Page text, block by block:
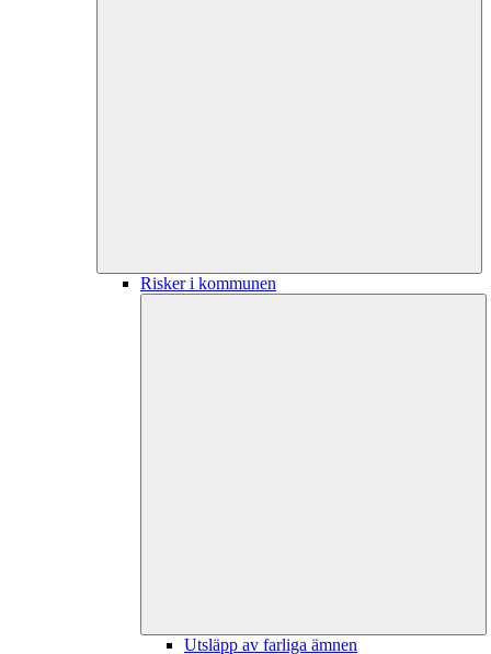
Risker i kommunen
Utsläpp av farliga ämnen